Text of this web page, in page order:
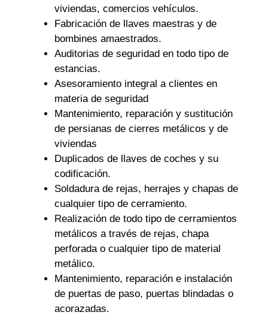
viviendas, comercios vehículos.
Fabricación de llaves maestras y de
bombines amaestrados.
Auditorias de seguridad en todo tipo de
estancias.
Asesoramiento integral a clientes en
materia de seguridad
Mantenimiento, reparación y sustitución
de persianas de cierres metálicos y de
viviendas
Duplicados de llaves de coches y su
codificación.
Soldadura de rejas, herrajes y chapas de
cualquier tipo de cerramiento.
Realización de todo tipo de cerramientos
metálicos a través de rejas, chapa
perforada o cualquier tipo de material
metálico.
Mantenimiento, reparación e instalación
de puertas de paso, puertas blindadas o
acorazadas.